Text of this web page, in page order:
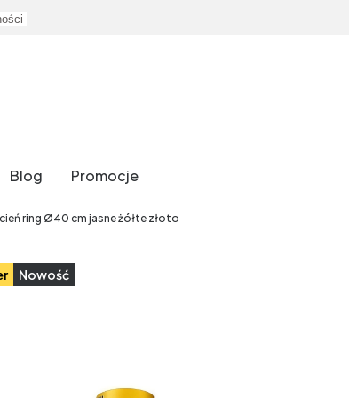
Blog Promocje
ring Ø40 cm jasne żółte złoto
Nowość